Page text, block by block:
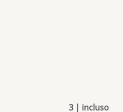
3 | incluso